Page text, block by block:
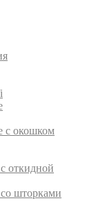
с окошком
откидной
шторками